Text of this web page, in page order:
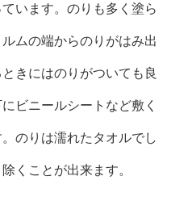
います。のりも多く塗ら
ムの端からのりがはみ出
きにはのりがついても良
ビニールシートなど敷く
のりは濡れたタオルでし
くことが出来ます。